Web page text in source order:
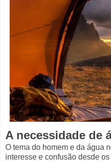
A necessidade de
O tema do homem e da água
interesse e confusão desde